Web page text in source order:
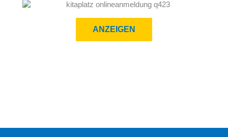
ANZEIGEN